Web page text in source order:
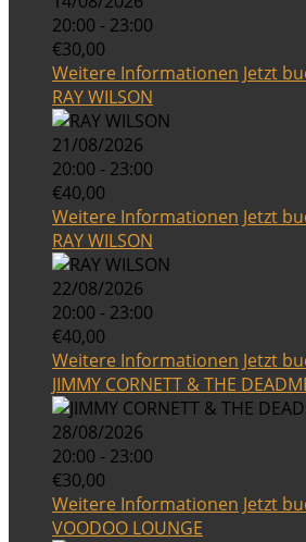
20:00 - 23:00
€30,00
Weitere Informationen Jetzt
RAY WILSON
21/08/2026
20:00 - 23:00
€40,00
Weitere Informationen Jetzt
RAY WILSON
22/08/2026
20:00 - 23:00
€40,00
Weitere Informationen Jetzt
JIMMY CORNETT & THE
28/08/2026
20:00 - 23:00
€30,00
Weitere Informationen Jetzt
VOODOO LOUNGE